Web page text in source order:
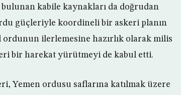
bulunan kabile kaynakları da doğrudan
güçleriyle koordineli bir askeri planın
ilerlemesine hazırlık olarak milis
bir harekat yürütmeyi de kabul etti.
Yemen ordusu saflarına katılmak üzere